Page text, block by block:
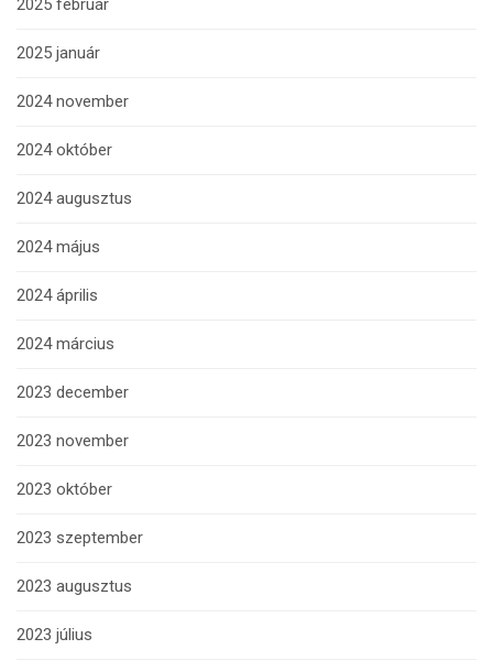
2025 február
2025 január
2024 november
2024 október
2024 augusztus
2024 május
2024 április
2024 március
2023 december
2023 november
2023 október
2023 szeptember
2023 augusztus
2023 július